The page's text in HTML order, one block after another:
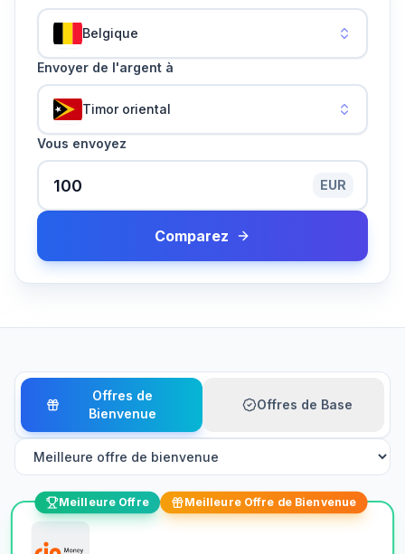
Belgique
Envoyer de l'argent à
Timor oriental
Vous envoyez
EUR
Comparez
Offres de
Bienvenue
Offres de Base
Meilleure Offre Meilleure Offre de Bienvenue